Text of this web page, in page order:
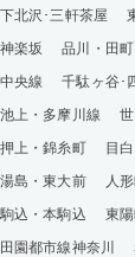
下北沢･三軒茶屋
神楽坂
品川・田町
中央線
千駄ヶ谷･
池上・多摩川線
押上・錦糸町
目
湯島・東大前
人
駒込・本駒込
東
田園都市線神奈川